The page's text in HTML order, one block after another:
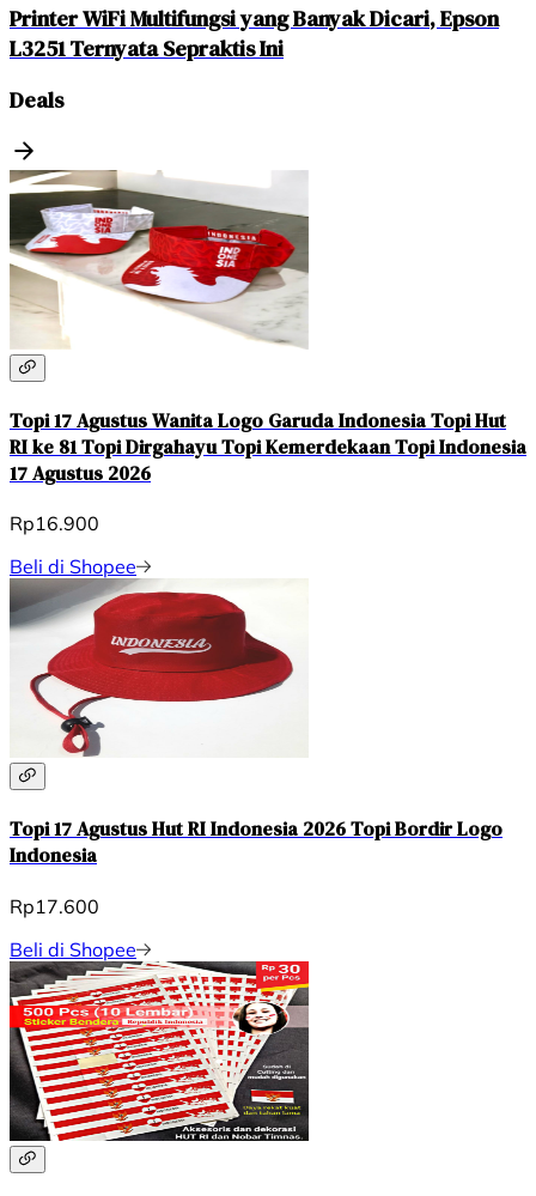
Printer WiFi Multifungsi yang Banyak Dicari, Epson
L3251 Ternyata Sepraktis Ini
Deals
Topi 17 Agustus Wanita Logo Garuda Indonesia Topi Hut
RI ke 81 Topi Dirgahayu Topi Kemerdekaan Topi Indonesia
17 Agustus 2026
Rp16.900
Beli di Shopee
Topi 17 Agustus Hut RI Indonesia 2026 Topi Bordir Logo
Indonesia
Rp17.600
Beli di Shopee